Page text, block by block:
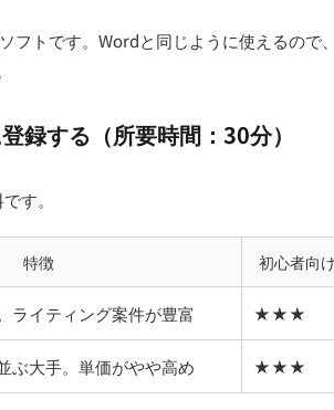
フトです。Wordと同じように使えるので
録する（所要時間：30分）
す。
特徴 初心者向
ライティング案件が豊富 ★★★
ぶ大手。単価がやや高め ★★★